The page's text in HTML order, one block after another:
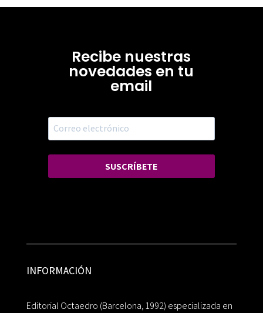
Recibe nuestras
novedades en tu
email
SUSCRÍBETE
INFORMACIÓN
Editorial Octaedro (Barcelona, 1992) especializada en